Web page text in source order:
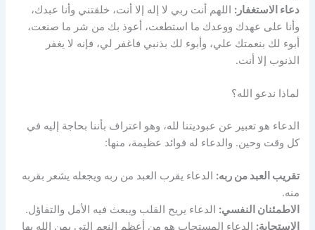
دعاء الاستغفار: اللهم أنت ربي لا إله إلا أنت، خلقتني وأنا عبدك،
وأنا على عهدك ووعدك ما استطعت، أعوذ بك من شر ما صنعت،
أبوء لك بنعمتك علي، وأبوء لك بذنبي فاغفر لي، فإنه لا يغفر
الذنوب إلا أنت.
لماذا ندعو الله؟
الدعاء هو تعبير عن عبوديتنا لله، وهو اعتراف بأننا بحاجة إليه في
كل وقت وحين. والدعاء له فوائد عظيمة، منها:
تقريب العبد من ربه: الدعاء يقرب العبد من ربه ويجعله يشعر بقربه
منه.
الاطمئنان النفسي: الدعاء يريح القلب ويبعث فيه الأمل والتفاؤل.
الاستجابة: الدعاء المستجاب هو من أعظم النعم التي يمن الله بها